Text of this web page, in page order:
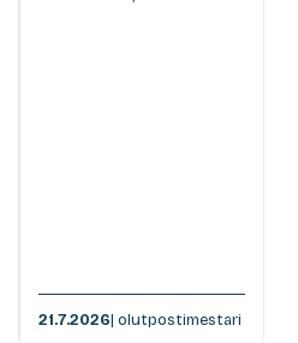
21.7.2026| olutpostimestari